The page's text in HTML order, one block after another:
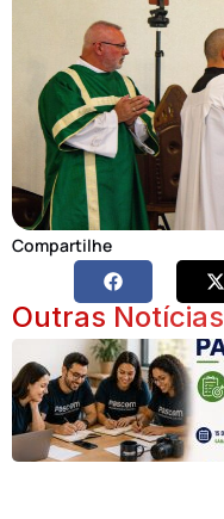
Compartilhe
Outras Notícias